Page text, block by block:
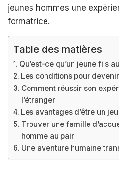
jeunes hommes une
formatrice.
Table des matières
Qu’est-ce qu’un jeune fils
Les conditions pour
Comment réussir son
l’étranger
Les avantages d’être un
Trouver une famille
homme au pair
Une aventure humaine